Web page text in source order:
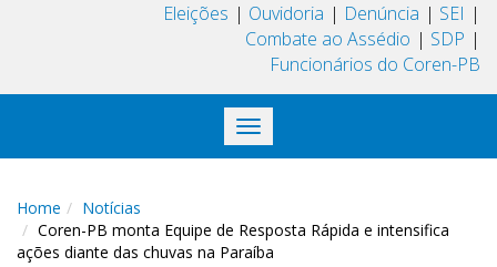
Eleições Ouvidoria Denúncia
SEI
Combate ao Assédio
SDP
Funcionários do Coren-PB
Toggle
navigation
Home
Notícias
Coren-PB monta Equipe de Resposta Rápida e intensifica
ações diante das chuvas na Paraíba